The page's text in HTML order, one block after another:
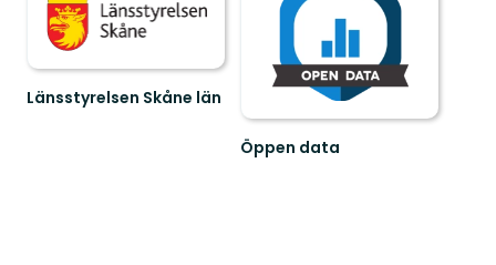
Länsstyrelsen Skåne län
Öppen data